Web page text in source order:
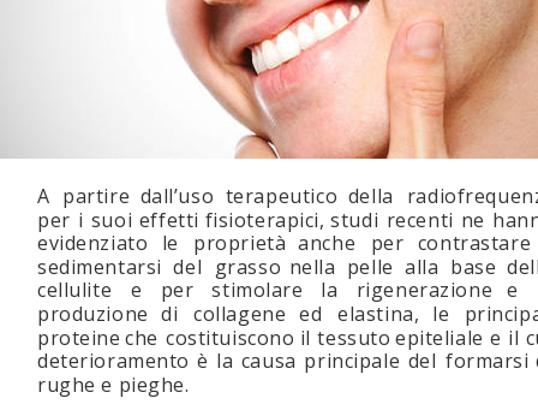
A partire dall’uso terapeutico della
per i suoi effetti fisioterapici, studi recenti ne
evidenziato le proprietà anche per
sedimentarsi del grasso nella pelle alla base
cellulite e per stimolare la rigenerazione
produzione di collagene ed elastina, le
proteine che costituiscono il tessuto epiteliale e il
deterioramento è la causa principale del
rughe e pieghe.